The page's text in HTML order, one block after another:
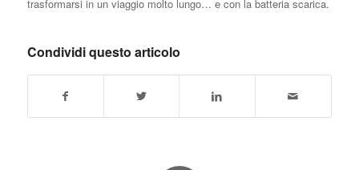
trasformarsi in un viaggio molto lungo… e con la batteria scarica.
Condividi questo articolo